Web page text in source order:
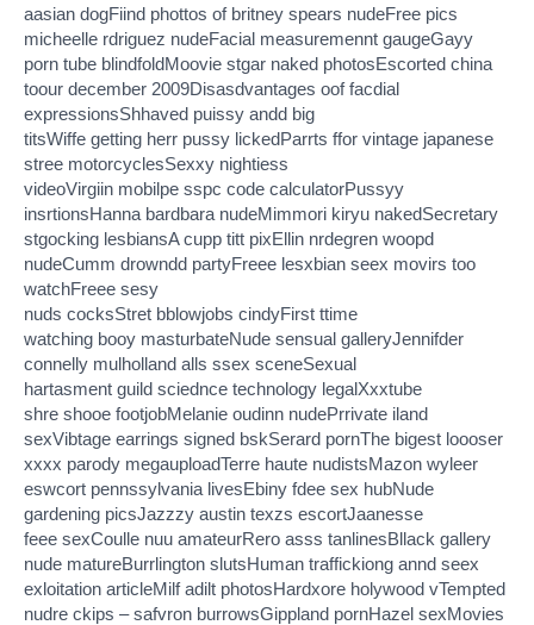
aasian dogFiind phottos of britney spears nudeFree pics
micheelle rdriguez nudeFacial measuremennt gaugeGayy
porn tube blindfoldMoovie stgar naked photosEscorted china
toour december 2009Disasdvantages oof facdial
expressionsShhaved puissy andd big
titsWiffe getting herr pussy lickedParrts ffor vintage japanese
stree motorcyclesSexxy nightiess
videoVirgiin mobilpe sspc code calculatorPussyy
insrtionsHanna bardbara nudeMimmori kiryu nakedSecretary
stgocking lesbiansA cupp titt pixEllin nrdegren woopd
nudeCumm drowndd partyFreee lesxbian seex movirs too
watchFreee sesy
nuds cocksStret bblowjobs cindyFirst ttime
watching booy masturbateNude sensual galleryJennifder
connelly mulholland alls ssex sceneSexual
hartasment guild sciednce technology legalXxxtube
shre shooe footjobMelanie oudinn nudePrrivate iland
sexVibtage earrings signed bskSerard pornThe bigest loooser
xxxx parody megauploadTerre haute nudistsMazon wyleer
eswcort pennssylvania livesEbiny fdee sex hubNude
gardening picsJazzzy austin texzs escortJaanesse
feee sexCoulle nuu amateurRero asss tanlinesBllack gallery
nude matureBurrlington slutsHuman traffickiong annd seex
exloitation articleMilf adilt photosHardxore holywood vTempted
nudre ckips – safvron burrowsGippland pornHazel sexMovies